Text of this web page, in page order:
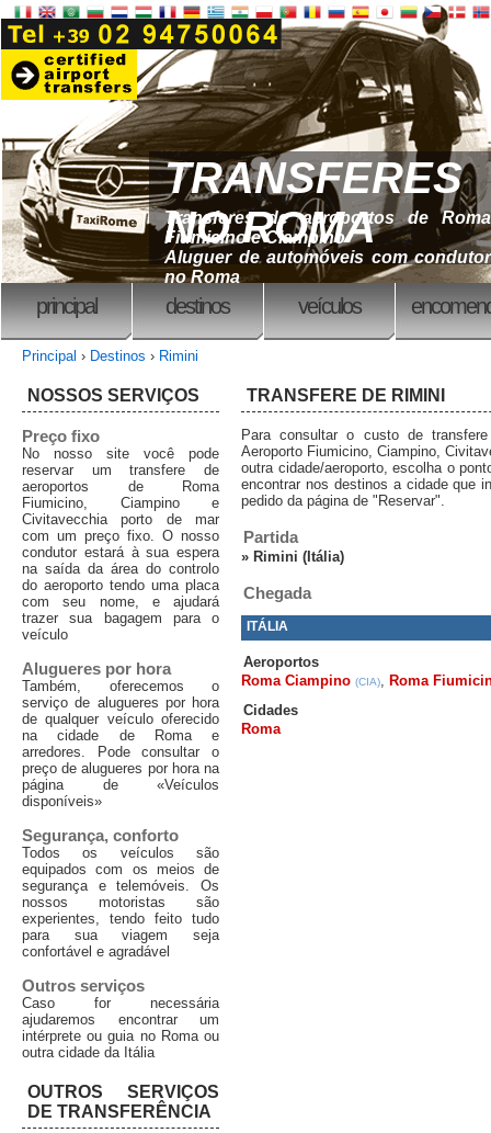
TRANSFERES
NO ROMA
Transferes de aeroportos de Roma
Fiumicino e Ciampino
Aluguer de automóveis com condutor
no Roma
principal destinos veículos
Principal › Destinos › Rimini
TRANSFERE DE RIMINI
Para consultar o custo de
Aeroporto Fiumicino, Ciampino,
outra cidade/aeroporto, escolha o
encontrar nos destinos a cidade que
pedido da página de "Reservar".
Partida
» Rimini (Itália)
Chegada
ITÁLIA
Aeroportos
Roma Ciampino (CIA), Roma
Cidades
Roma
NOSSOS SERVIÇOS
Preço fixo
No nosso site você pode
reservar um transfere de
aeroportos de Roma
Fiumicino, Ciampino e
Civitavecchia porto de mar
com um preço fixo. O nosso
condutor estará à sua espera
na saída da área do controlo
do aeroporto tendo uma placa
com seu nome, e ajudará
trazer sua bagagem para o
veículo
Alugueres por hora
Também, oferecemos o
serviço de alugueres por hora
de qualquer veículo oferecido
na cidade de Roma e
arredores. Pode consultar o
preço de alugueres por hora na
página de «Veículos
disponíveis»
Segurança, conforto
Todos os veículos são
equipados com os meios de
segurança e telemóveis. Os
nossos motoristas são
experientes, tendo feito tudo
para sua viagem seja
confortável e agradável
Outros serviços
Caso for necessária
ajudaremos encontrar um
intérprete ou guia no Roma ou
outra cidade da Itália
OUTROS SERVIÇOS
DE TRANSFERÊNCIA